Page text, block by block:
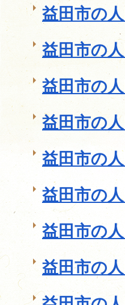
益田市の
益田市の
益田市の
益田市の
益田市の
益田市の
益田市の
益田市の